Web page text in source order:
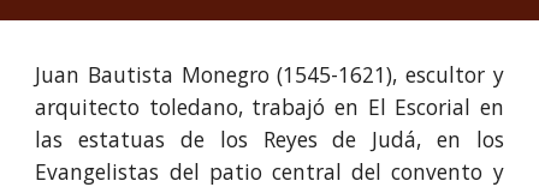
Juan Bautista Monegro (1545-1621), escultor y
arquitecto toledano, trabajó en El Escorial en
las estatuas de los Reyes de Judá, en los
Evangelistas del patio central del convento y